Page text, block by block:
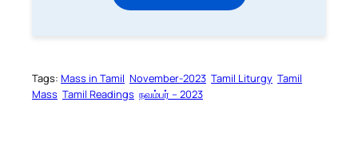
Tags: Mass in Tamil November-2023 Tamil Liturgy Tamil
Mass Tamil Readings நவம்பர் – 2023